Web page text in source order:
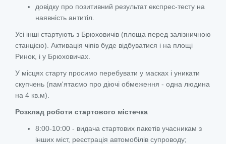
довідку про позитивний результат експрес-тесту на
наявність антитіл.
Усі інші стартують з Брюховичів (площа перед залізничною
станцією). Активація чіпів буде відбуватися і на площі
Ринок, і у Брюховичах.
У місцях старту просимо перебувати у масках і уникати
скупчень (пам'ятаємо про діючі обмеження - одна людина
на 4 кв.м).
Розклад роботи стартового містечка
8:00-10:00 - видача стартових пакетів учасникам з
інших міст, реєстрація автомобілів супроводу;